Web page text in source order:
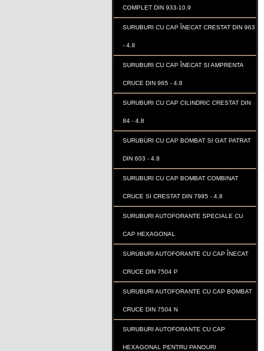
COMPLET DIN 933-10.9
SURUBURI CU CAP ÎNECAT CRESTAT DIN 963
- 4.8
SURUBURI CU CAP ÎNECAT SI AMPRENTA
CRUCE DIN 965 - 4.8
SURUBURI CU CAP CILINDRIC CRESTAT DIN
84 - 4.8
SURUBURI CU CAP BOMBAT SI GAT PATRAT
DIN 603 - 4.8
SURUBURI CU CAP BOMBAT COMBINAT
CRUCE SI CRESTAT DIN 7985 - 4.8
SURUBURI AUTOFORANTE SPECIALE CU
CAP HEXAGONAL
SURUBURI AUTOFORANTE CU CAP ÎNECAT
CRUCE DIN 7504 P
SURUBURI AUTOFORANTE CU CAP BOMBAT
CRUCE DIN 7504 N
SURUBURI AUTOFORANTE CU CAP
HEXAGONAL PENTRU PANOURI